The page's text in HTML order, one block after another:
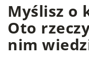
Myślisz o
Oto
nim